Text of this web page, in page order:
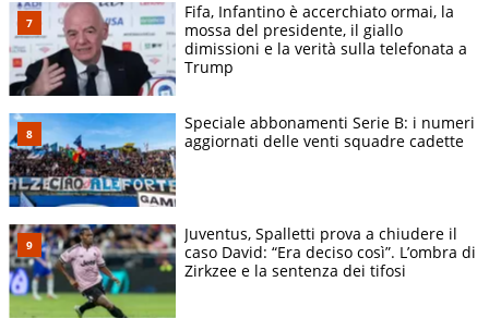
Fifa, Infantino è accerchiato ormai, la
mossa del presidente, il giallo
dimissioni e la verità sulla telefonata a
Trump
Speciale abbonamenti Serie B: i numeri
aggiornati delle venti squadre cadette
Juventus, Spalletti prova a chiudere il
caso David: “Era deciso così”. L’ombra di
Zirkzee e la sentenza dei tifosi